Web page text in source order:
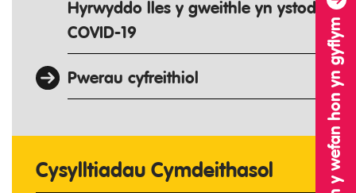
Gadewch y wefan hon yn gyflym
Hyrwyddo lles y gweithle yn ystod
COVID-19
Pwerau cyfreithiol
Cysylltiadau Cymdeithasol